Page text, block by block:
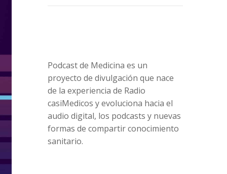
Podcast de Medicina es un
proyecto de divulgación que nace
de la experiencia de Radio
casiMedicos y evoluciona hacia el
audio digital, los podcasts y nuevas
formas de compartir conocimiento
sanitario.